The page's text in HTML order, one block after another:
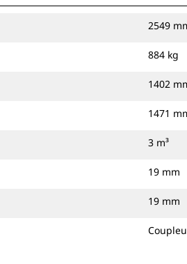
2549
884 kg
1402
1471
3 m³
19 mm
19 mm